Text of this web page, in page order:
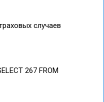
случаев
267 FROM